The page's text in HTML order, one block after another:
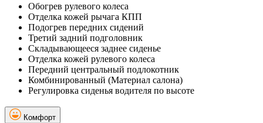
Обогрев рулевого колеса
Отделка кожей рычага КПП
Подогрев передних сидений
Третий задний подголовник
Складывающееся заднее сиденье
Отделка кожей рулевого колеса
Передний центральный подлокотник
Комбинированный (Материал салона)
Регулировка сиденья водителя по высоте
Комфорт